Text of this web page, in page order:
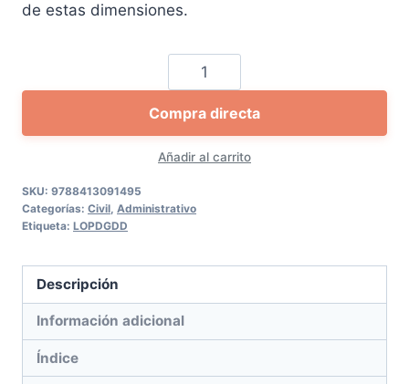
100,00 €.94,99 €.
de estas dimensiones.
Practicum
protección
de
datos
2021
Añadir al carrito
Compra directa
SKU: 9788413091495
Categorías: Civil, Administrativo
Etiqueta: LOPDGDD
Descripción
Información adicional
Índice